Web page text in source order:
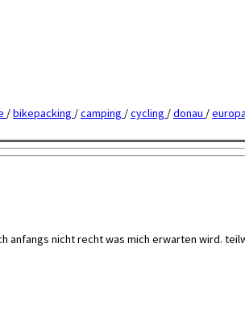
nicht recht was mich erwarten wird.
/bikepacking /camping /cycling /donau /europa